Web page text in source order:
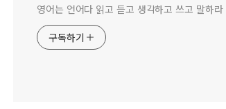
영어는 언어다 읽고 듣고 생각하고 쓰고 말하라
구독하기